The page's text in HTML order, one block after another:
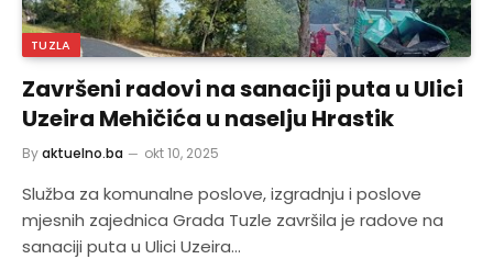
TUZLA
Završeni radovi na sanaciji puta u Ulici
Uzeira Mehičića u naselju Hrastik
Byaktuelno.ba okt 10, 2025
Služba za komunalne poslove, izgradnju i poslove
mjesnih zajednica Grada Tuzle završila je radove na
sanaciji puta u Ulici Uzeira…